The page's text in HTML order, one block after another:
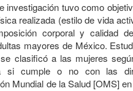
investigación tuvo como
realizada (estilo de vida
corporal y calidad
mayores de México.
clasificó a las mujeres
si cumple o no con las
Mundial de la Salud [OMS]